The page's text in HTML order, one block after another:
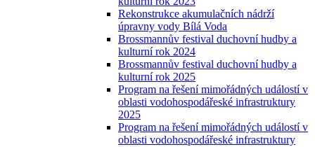
Rekonstrukce akumulačních nádrží
úpravny vody Bílá Voda
Brossmannův festival duchovní hudby a
kulturní rok 2024
Brossmannův festival duchovní hudby a
kulturní rok 2025
Program na řešení mimořádných událostí v
oblasti vodohospodářeské infrastruktury
2025
Program na řešení mimořádných událostí v
oblasti vodohospodářeské infrastruktury